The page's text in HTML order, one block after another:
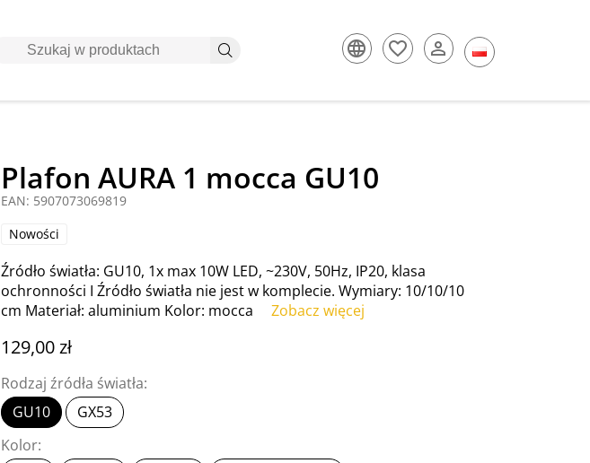
Plafon AURA 1 mocca GU10
EAN: 5907073069819
Nowości
Źródło światła: GU10, 1x max 10W LED, ~230V, 50Hz, IP20, klasa
ochronności I Źródło światła nie jest w komplecie. Wymiary: 10/10/10
cm Materiał: aluminium Kolor: mocca
Zobacz więcej
129,00 zł
Rodzaj źródła światła:
GU10
GX53
Kolor: